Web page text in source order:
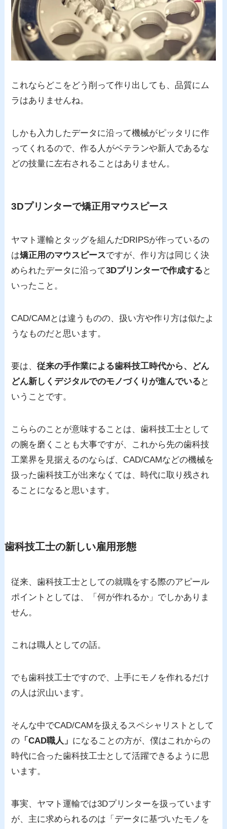
これならどこをどう削って作り出しても、品質にム
ラはありませんね。
しかも入力したデータに沿って機械がピッタリに作
ってくれるので、作る人がベテランや新人であるな
どの技量に左右されることはありません。
3Dプリンターで矯正用マウスピース
ヤマト運輸とタッグを組んだDRIPSが作っているの
は矯正用のマウスピースですが、作り方は同じく決
められたデータに沿って3Dプリンターで作成する と
いったこと。
CAD/CAMとは違うものの、扱い方や作り方は似たよ
うなものだと思います。
要は、従来の手作業による歯科技工時代から、どん
どん新しくデジタルでのモノづくりが進んでいる と
いうことです。
こららのことが意味することは、歯科技工士として
の腕を磨くことも大事ですが、これから先の歯科技
工業界を見据えるのならば、CAD/CAMなどの機械を
扱った歯科技工が出来なくては、時代に取り残され
ることになると思います。
歯科技工士の新しい雇用形態
従来、歯科技工士としての就職をする際のアピール
ポイントとしては、「何が作れるか」でしかありま
せん。
これは職人としての話。
でも歯科技工士ですので、上手にモノを作れるだけ
の人は沢山います。
そんな中でCAD/CAMを扱えるスペシャリストとして
の 「CAD職人」 になることの方が、僕はこれからの
時代に合った歯科技工士として活躍できるように思
います。
事実、ヤマト運輸では3Dプリンターを扱っています
が、主に求められるのは「データに基づいたモノを